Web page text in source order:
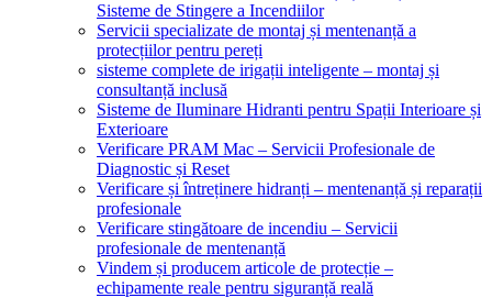
Sisteme de Stingere a Incendiilor
Servicii specializate de montaj și mentenanță a
protecțiilor pentru pereți
sisteme complete de irigații inteligente – montaj și
consultanță inclusă
Sisteme de Iluminare Hidranti pentru Spații Interioare și
Exterioare
Verificare PRAM Mac – Servicii Profesionale de
Diagnostic și Reset
Verificare și întreținere hidranți – mentenanță și reparații
profesionale
Verificare stingătoare de incendiu – Servicii
profesionale de mentenanță
Vindem și producem articole de protecție –
echipamente reale pentru siguranță reală